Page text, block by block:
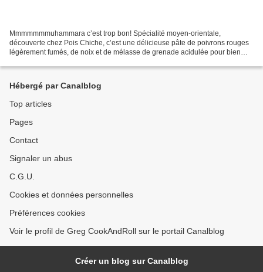
Mmmmmmmuhammara c’est trop bon! Spécialité moyen-orientale,
découverte chez Pois Chiche, c’est une délicieuse pâte de poivrons rouges
légèrement fumés, de noix et de mélasse de grenade acidulée pour bien
Hébergé par Canalblog
Top articles
Pages
Contact
Signaler un abus
C.G.U.
Cookies et données personnelles
Préférences cookies
Voir le profil de Greg CookAndRoll sur le portail Canalblog
Créer un blog sur Canalblog